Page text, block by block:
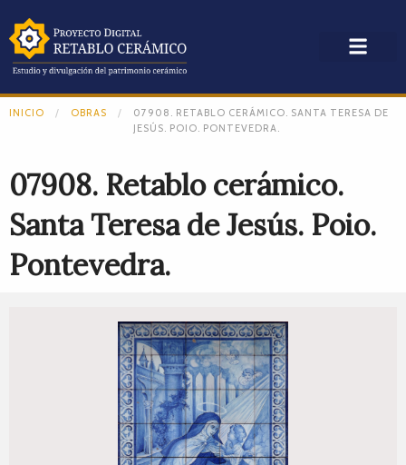
INICIO OBRAS
07908. RETABLO CERÁMICO. SANTA TERESA DE
JESÚS. POIO. PONTEVEDRA.
07908. Retablo cerámico.
Santa Teresa de Jesús. Poio.
Pontevedra.